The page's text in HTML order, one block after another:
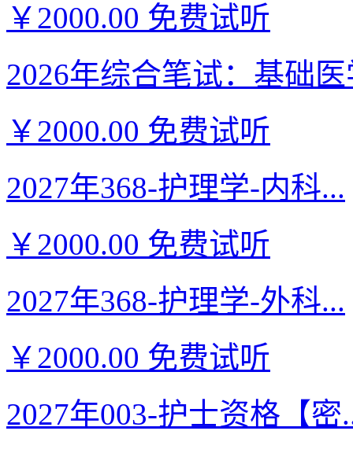
￥2000.00 免费试听
2026年综合笔试：基础
￥2000.00 免费试听
2027年368-护理学-内科...
￥2000.00 免费试听
2027年368-护理学-外科...
￥2000.00 免费试听
2027年003-护士资格【密